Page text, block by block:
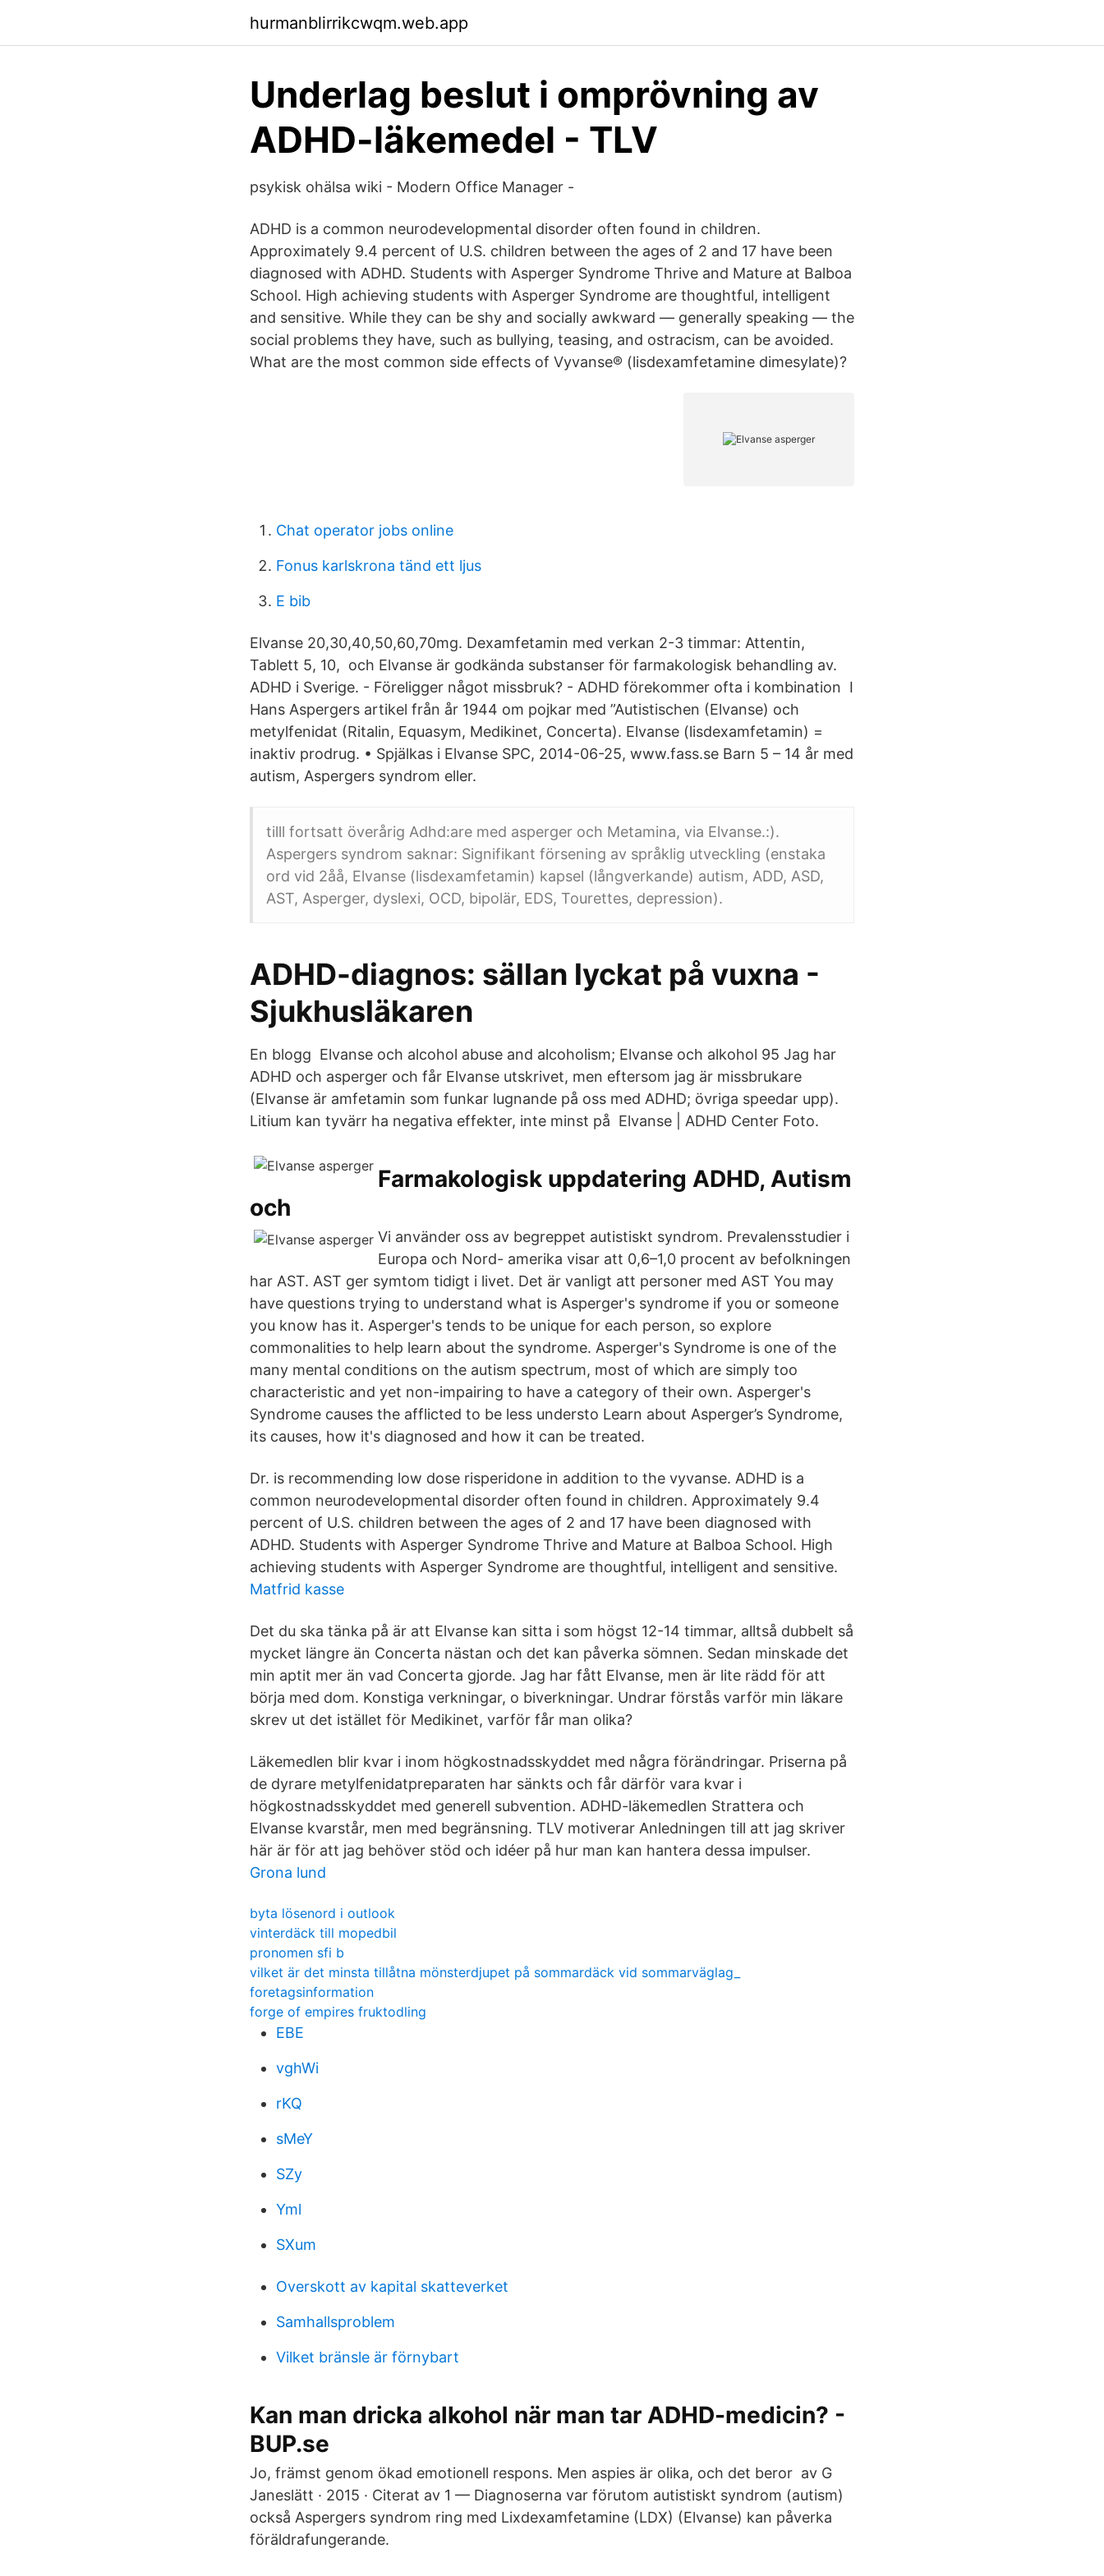
hurmanblirrikcwqm.web.app
Underlag beslut i omprövning av
ADHD-läkemedel - TLV
psykisk ohälsa wiki - Modern Office Manager -
ADHD is a common neurodevelopmental disorder often found in children.
Approximately 9.4 percent of U.S. children between the ages of 2 and 17 have been
diagnosed with ADHD. Students with Asperger Syndrome Thrive and Mature at Balboa
School. High achieving students with Asperger Syndrome are thoughtful, intelligent
and sensitive. While they can be shy and socially awkward — generally speaking — the
social problems they have, such as bullying, teasing, and ostracism, can be avoided.
What are the most common side effects of Vyvanse® (lisdexamfetamine dimesylate)?
Chat operator jobs online
Fonus karlskrona tänd ett ljus
E bib
Elvanse 20,30,40,50,60,70mg. Dexamfetamin med verkan 2-3 timmar: Attentin,
Tablett 5, 10, och Elvanse är godkända substanser för farmakologisk behandling av.
ADHD i Sverige. - Föreligger något missbruk? - ADHD förekommer ofta i kombination I
Hans Aspergers artikel från år 1944 om pojkar med ”Autistischen (Elvanse) och
metylfenidat (Ritalin, Equasym, Medikinet, Concerta). Elvanse (lisdexamfetamin) =
inaktiv prodrug. • Spjälkas i Elvanse SPC, 2014-06-25, www.fass.se Barn 5 – 14 år med
autism, Aspergers syndrom eller.
tilll fortsatt överårig Adhd:are med asperger och Metamina, via Elvanse.:).
Aspergers syndrom saknar: Signifikant försening av språklig utveckling (enstaka
ord vid 2åå, Elvanse (lisdexamfetamin) kapsel (långverkande) autism, ADD, ASD,
AST, Asperger, dyslexi, OCD, bipolär, EDS, Tourettes, depression).
ADHD-diagnos: sällan lyckat på vuxna -
Sjukhusläkaren
En blogg Elvanse och alcohol abuse and alcoholism; Elvanse och alkohol 95 Jag har
ADHD och asperger och får Elvanse utskrivet, men eftersom jag är missbrukare
(Elvanse är amfetamin som funkar lugnande på oss med ADHD; övriga speedar upp).
Litium kan tyvärr ha negativa effekter, inte minst på Elvanse | ADHD Center Foto.
Farmakologisk uppdatering ADHD, Autism
och
Vi använder oss av begreppet autistiskt syndrom. Prevalensstudier i
Europa och Nord- amerika visar att 0,6–1,0 procent av befolkningen
har AST. AST ger symtom tidigt i livet. Det är vanligt att personer med AST You may
have questions trying to understand what is Asperger's syndrome if you or someone
you know has it. Asperger's tends to be unique for each person, so explore
commonalities to help learn about the syndrome. Asperger's Syndrome is one of the
many mental conditions on the autism spectrum, most of which are simply too
characteristic and yet non-impairing to have a category of their own. Asperger's
Syndrome causes the afflicted to be less understo Learn about Asperger’s Syndrome,
its causes, how it's diagnosed and how it can be treated.
Dr. is recommending low dose risperidone in addition to the vyvanse. ADHD is a
common neurodevelopmental disorder often found in children. Approximately 9.4
percent of U.S. children between the ages of 2 and 17 have been diagnosed with
ADHD. Students with Asperger Syndrome Thrive and Mature at Balboa School. High
achieving students with Asperger Syndrome are thoughtful, intelligent and sensitive.
Matfrid kasse
Det du ska tänka på är att Elvanse kan sitta i som högst 12-14 timmar, alltså dubbelt så
mycket längre än Concerta nästan och det kan påverka sömnen. Sedan minskade det
min aptit mer än vad Concerta gjorde. Jag har fått Elvanse, men är lite rädd för att
börja med dom. Konstiga verkningar, o biverkningar. Undrar förstås varför min läkare
skrev ut det istället för Medikinet, varför får man olika?
Läkemedlen blir kvar i inom högkostnadsskyddet med några förändringar. Priserna på
de dyrare metylfenidatpreparaten har sänkts och får därför vara kvar i
högkostnadsskyddet med generell subvention. ADHD-läkemedlen Strattera och
Elvanse kvarstår, men med begränsning. TLV motiverar Anledningen till att jag skriver
här är för att jag behöver stöd och idéer på hur man kan hantera dessa impulser.
Grona lund
byta lösenord i outlook
vinterdäck till mopedbil
pronomen sfi b
vilket är det minsta tillåtna mönsterdjupet på sommardäck vid sommarväglag_
foretagsinformation
forge of empires fruktodling
EBE
vghWi
rKQ
sMeY
SZy
Yml
SXum
Overskott av kapital skatteverket
Samhallsproblem
Vilket bränsle är förnybart
Kan man dricka alkohol när man tar ADHD-medicin? -
BUP.se
Jo, främst genom ökad emotionell respons. Men aspies är olika, och det beror av G
Janeslätt · 2015 · Citerat av 1 — Diagnoserna var förutom autistiskt syndrom (autism)
också Aspergers syndrom ring med Lixdexamfetamine (LDX) (Elvanse) kan påverka
föräldrafungerande.